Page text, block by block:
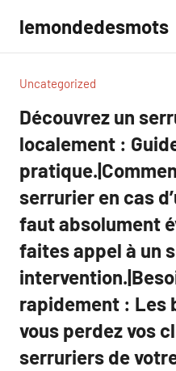
contenu
lemondedesmots
Uncategorized
Découvrez un
localement :
serrurier en cas
faut absolument
faites appel à un
rapidement : Les
vous perdez vos
serruriers de